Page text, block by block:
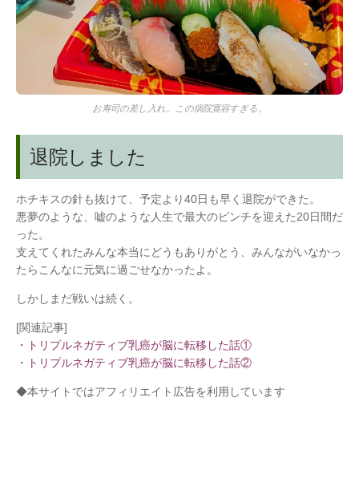
お寿司の差し入れ。この病院寛容すぎる。
退院しました
ホチキスの針も抜けて、予定より40日も早く退院ができた。
悪夢のような、嘘のような人生で最大のピンチを迎えた20日間だ
った。
支えてくれたみんな本当にどうもありがとう、みんながいなかっ
たらこんなに元気に過ごせなかったよ。
しかしまだ戦いは続く。
[関連記事]
・トリプルネガティブ乳癌が脳に転移した話①
・トリプルネガティブ乳癌が脳に転移した話②
◆本サイトではアフィリエイト広告を利用しています